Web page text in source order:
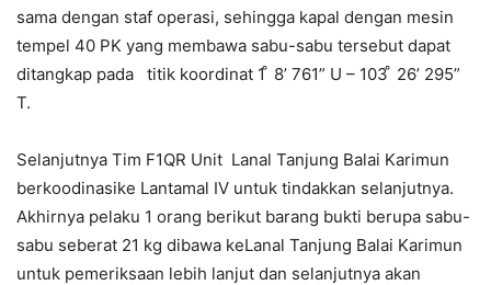
sama dengan staf operasi, sehingga kapal dengan mesin
tempel 40 PK yang membawa sabu-sabu tersebut dapat
ditangkap pada titik koordinat 1 ̊ 8’ 761” U – 103 ̊ 26’ 295”
T.
Selanjutnya Tim F1QR Unit Lanal Tanjung Balai Karimun
berkoodinasike Lantamal IV untuk tindakkan selanjutnya.
Akhirnya pelaku 1 orang berikut barang bukti berupa sabu-
sabu seberat 21 kg dibawa keLanal Tanjung Balai Karimun
untuk pemeriksaan lebih lanjut dan selanjutnya akan